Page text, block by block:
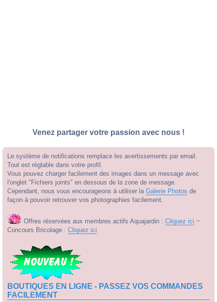
Venez partager votre passion avec nous !
Le système de notifications remplace les avertissements par email.
Tout est réglable dans votre profil.
Vous pouvez charger facilement des images dans un message avec
l'onglet "Fichiers joints" en dessous de la zone de message.
Cependant, nous vous encourageons à utiliser la Galerie Photos de
façon à pouvoir retrouver vos photographies facilement.
Offres réservées aux membres actifs Aquajardin : Cliquez ici ~
Concours Bricolage : Cliquez ici
BOUTIQUES EN LIGNE - PASSEZ VOS COMMANDES
FACILEMENT